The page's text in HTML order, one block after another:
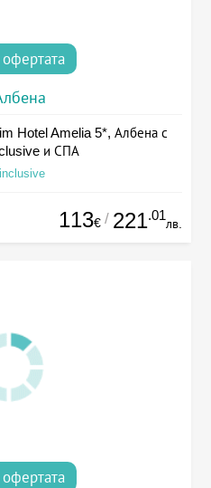
Hotel Amelia 5*, Албена с
и СПА
113€ / 221.01
лв.